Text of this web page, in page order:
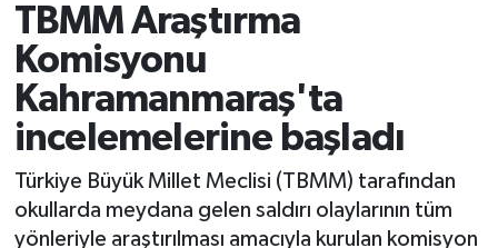
TBMM Araştırma
Komisyonu
Kahramanmaraş'ta
incelemelerine başladı
Türkiye Büyük Millet Meclisi (TBMM) tarafından
okullarda meydana gelen saldırı olaylarının tüm
yönleriyle araştırılması amacıyla kurulan komisyon
EĞİTİM GENÇLİK
EKONOMİ
KÖŞE YAZILARI
KÜLTÜR-SANAT-MAGAZİN
Trafik Durumu
Süper Lig Puan Durumu ve Fikstür
Tüm Manşetler
Son Dakika Haberleri